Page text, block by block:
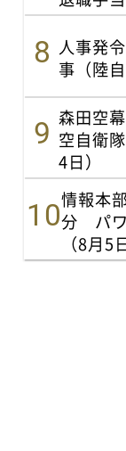
人事発
事（陸
森田空
空自衛
4日）
情報本
分 パワ
（8月5